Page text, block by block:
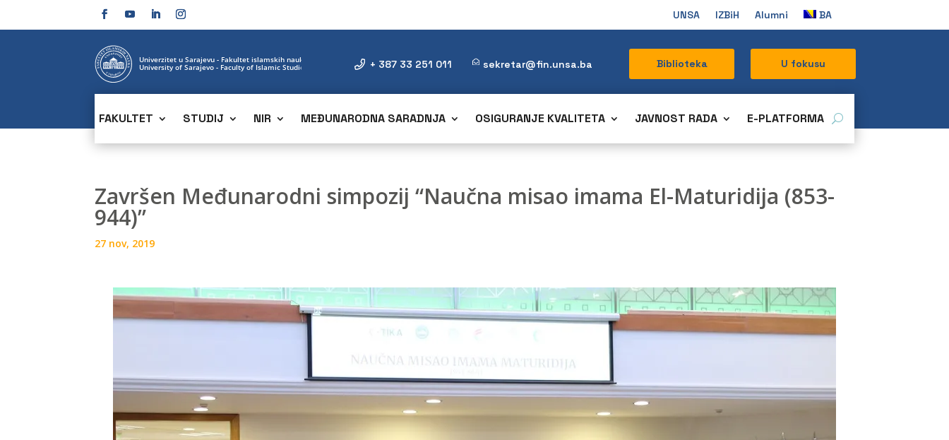
UNSA IZBiH Alumni BA
+ 387 33 251 011 sekretar@fin.unsa.ba Biblioteka U fokusu
FAKULTET STUDIJ NIR MEĐUNARODNA SARADNJA OSIGURANJE KVALITETA JAVNOST RADA E-PLATFORMA
Završen Međunarodni simpozij “Naučna misao imama El-Maturidija (853-
944)”
27 nov, 2019